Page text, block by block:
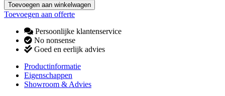
Toevoegen aan winkelwagen
Toevoegen aan offerte
Persoonlijke klantenservice
No nonsense
Goed en eerlijk advies
Productinformatie
Eigenschappen
Showroom & Advies